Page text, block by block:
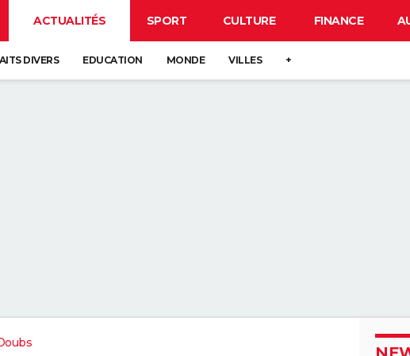
ACTUALITÉS SPORT CULTURE FINANCE
DIVERS EDUCATION MONDE VILLES +